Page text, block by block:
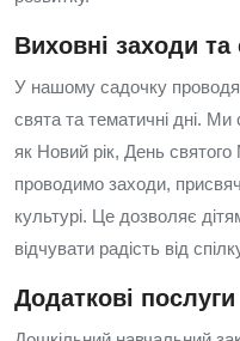
Виховні заходи та
У нашому садочку
свята та тематичні дні. Ми
як Новий рік, День
проводимо заходи,
культурі. Це дозволяє
відчувати радість від
Додаткові послуги